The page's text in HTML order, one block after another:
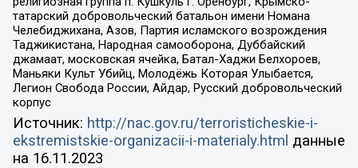
татарский добровольческий батальон имени Номана
Челебиджихана, Азов, Партия исламского возрождения
Таджикистана, Народная самооборона, Дуббайский
джамаат, московская ячейка, Батал-Хаджи Белхороев,
Маньяки Культ Убийц, Молодёжь Которая Улыбается,
Легион Свобода России, Айдар, Русский добровольческий
корпус
Источник: http://nac.gov.ru/terroristicheskie-i-
ekstremistskie-organizacii-i-materialy.html данные
на 16.11.2023